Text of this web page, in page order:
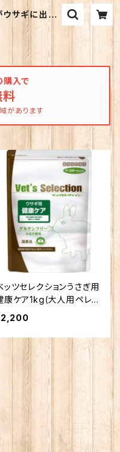
サギに出来
入で
料
があります
ッツセレクションうさぎ用
康ケア1kg(大人用ペレッ
)